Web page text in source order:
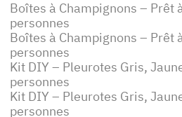
Boîtes à Champignons – Prêt
personnes
Boîtes à Champignons – Prêt
personnes
Kit DIY – Pleurotes Gris,
personnes
Kit DIY – Pleurotes Gris,
personnes